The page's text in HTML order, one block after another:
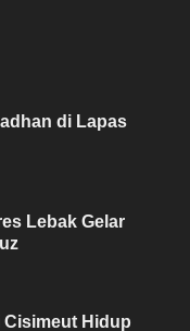
di Lapas
Lebak Gelar
Cisimeut Hidup